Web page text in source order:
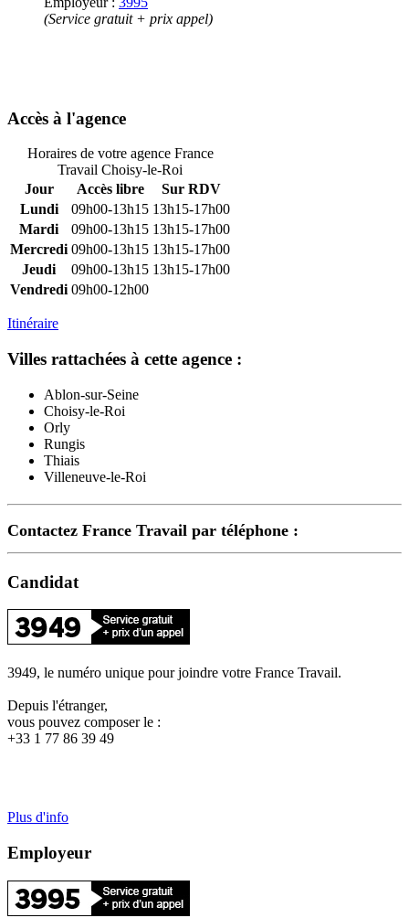
(Service gratuit + prix appel)
Accès à l'agence
Horaires de votre agence France
Travail Choisy-le-Roi
Jour
Accès libre
Sur RDV
Lundi
09h00-13h15 13h15-17h00
Mardi
09h00-13h15 13h15-17h00
Mercredi 09h00-13h15 13h15-17h00
Jeudi
09h00-13h15 13h15-17h00
Vendredi 09h00-12h00
Itinéraire
Villes rattachées à cette agence :
Ablon-sur-Seine
Choisy-le-Roi
Orly
Rungis
Thiais
Villeneuve-le-Roi
Contactez France Travail par téléphone :
Candidat
3949, le numéro unique pour joindre votre France Travail.
Depuis l'étranger,
vous pouvez composer le :
+33 1 77 86 39 49
Plus d'info
Employeur